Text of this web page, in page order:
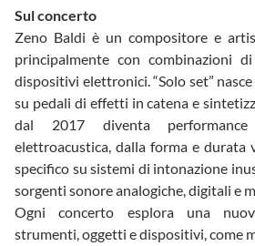
Sul concerto
Zeno Baldi è un compositore e
principalmente con combinazioni
dispositivi elettronici. “Solo set”
su pedali di effetti in catena e
dal 2017 diventa performance
elettroacustica, dalla forma e durata
specifico su sistemi di intonazione
sorgenti sonore analogiche, digitali e
Ogni concerto esplora una
strumenti, oggetti e dispositivi, come